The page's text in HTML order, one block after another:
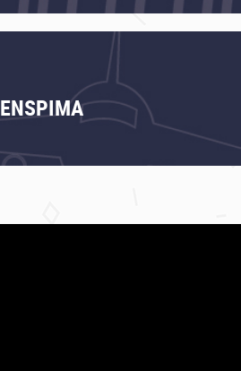
ENSPIMA